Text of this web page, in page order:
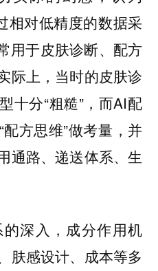
相对低精度的数据采
用于皮肤诊断、配方
际上，当时的皮肤诊
十分“粗糙”，而AI配
方思维”做考量，并
通路、递送体系、生
深入，成分作用机
肤感设计、成本等多